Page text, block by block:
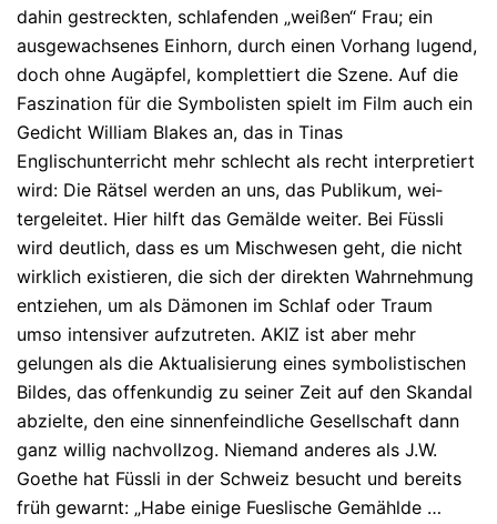
dahin gestreck­ten, schlafenden „weißen“ Frau; ein
ausgewachsenes Einhorn, durch einen Vorhang lugend,
doch ohne Augäpfel, komplettiert die Sze­ne. Auf die
Faszination für die Symbolisten spielt im Film auch ein
Ge­dicht Wil­liam Blakes an, das in Tinas
Englischunterricht mehr schlecht als recht inter­pretiert
wird: Die Rätsel werden an uns, das Publi­kum, wei­
tergelei­tet. Hier hilft das Gemälde weiter. Bei Füssli
wird deut­lich, dass es um Mischwesen geht, die nicht
wirklich existieren, die sich der di­rek­ten Wahrneh­mung
entziehen, um als Dämonen im Schlaf oder Traum
umso inten­siver aufzutreten. AKIZ ist aber mehr
gelungen als die Ak­tualisierung eines symbolistischen
Bildes, das offen­kundig zu seiner Zeit auf den Skandal
abzielte, den eine sinnenfeind­liche Ge­sell­schaft dann
ganz willig nachvollzog. Niemand ande­res als J.W.
Goe­the hat Füssli in der Schweiz besucht und bereits
früh gewarnt: „Ha­be ei­ni­ge Fues­lische Gemählde …